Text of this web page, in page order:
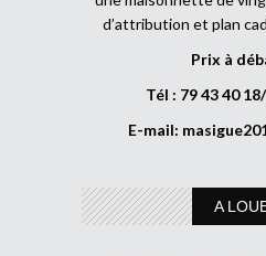
d’attribution et plan
Prix à
Tél : 79 43 40
E-mail:
A